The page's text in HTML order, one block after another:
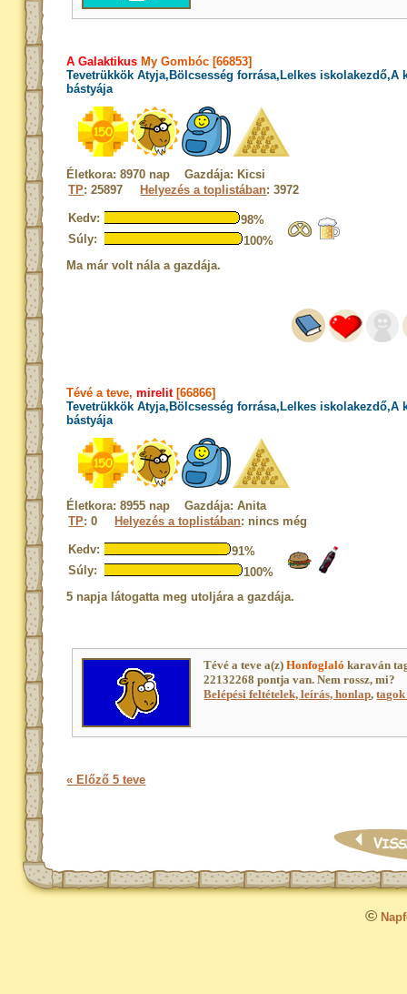
A Galaktikus My Gombóc [66853]
Tevetrükkök Atyja,Bölcsesség forrása,Lelkes iskolakezdő,A
bástyája
Életkora: 8970 nap Gazdája: Kicsi
TP: 25897 Helyezés a toplistában: 3972
Kedv:
98%
Súly:
100%
Ma már volt nála a gazdája.
Tévé a teve,mirelit[66866]
Tevetrükkök Atyja,Bölcsesség forrása,Lelkes iskolakezdő,A
bástyája
Életkora: 8955 nap Gazdája: Anita
TP: 0 Helyezés a toplistában: nincs még
Kedv:
91%
Súly:
100%
5 napja látogatta meg utoljára a gazdája.
Tévé a teve a(z)Honfoglaló karaván
22132268 pontja van. Nem rossz, mi?
Belépési feltételek, leírás, honlap,
« Előző 5 teve
©